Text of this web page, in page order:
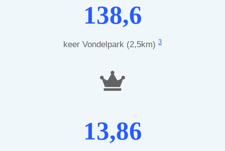
138,6
keer Vondelpark (2,5km) 3
13,86